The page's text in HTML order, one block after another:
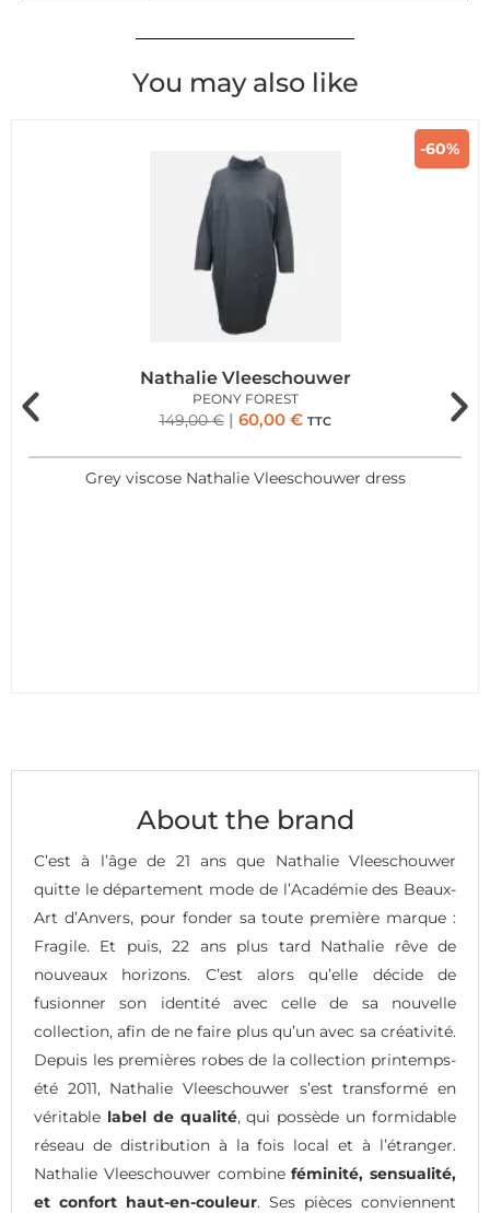
You may also like
-60%
Nathalie Vleeschouwer
PEONY FOREST
149,00€ 60,00 € TTC
Grey viscose Nathalie Vleeschouwer dress
About the brand
C’est à l’âge de 21 ans que Nathalie Vleeschouwer
quitte le département mode de l’Académie des Beaux-
Art d’Anvers, pour fonder sa toute première marque :
Fragile. Et puis, 22 ans plus tard Nathalie rêve de
nouveaux horizons. C’est alors qu’elle décide de
fusionner son identité avec celle de sa nouvelle
collection, afin de ne faire plus qu’un avec sa créativité.
Depuis les premières robes de la collection printemps-
été 2011, Nathalie Vleeschouwer s’est transformé en
véritable label de qualité, qui possède un formidable
réseau de distribution à la fois local et à l’étranger.
Nathalie Vleeschouwer combineféminité, sensualité,
et confort haut-en-couleur. Ses pièces conviennent